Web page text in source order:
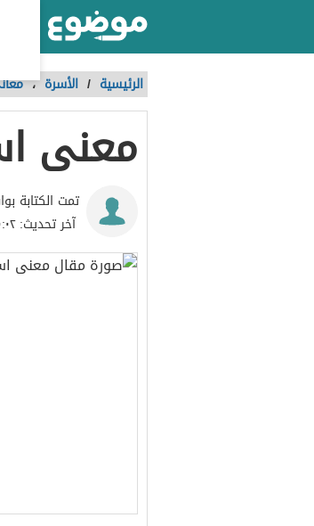
الرئيسية / الأسرة ،
معنى
تمت الكتابة
آخر تحديث:١٠:٠٢ ، ٢٠